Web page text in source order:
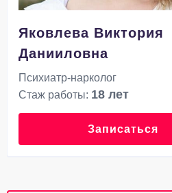
Яковлева Виктория
Данииловна
Психиатр-нарколог
Стаж работы: 18 лет
Записаться